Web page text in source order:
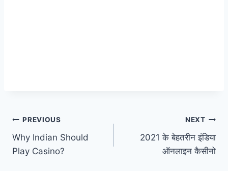
Post
navigation
PREVIOUS
Why Indian Should
Play Casino?
NEXT
2021 के बेहतरीन इंडिया
ऑनलाइन कैसीनो